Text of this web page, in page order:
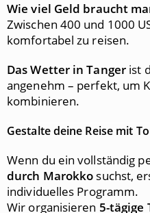
Wie viel Geld braucht
Zwischen 400 und 1000
komfortabel zu reisen.
Das Wetter in Tanger ist
angenehm – perfekt, um
kombinieren.
Gestalte deine Reise mit
Wenn du ein vollständig
durch Marokko suchst,
individuelles Programm.
Wir organisieren 5-tägige